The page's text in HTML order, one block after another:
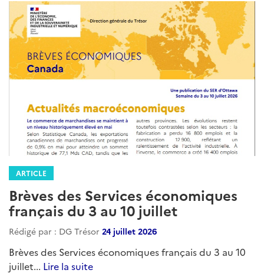
ARTICLE
Brèves des Services économiques
français du 3 au 10 juillet
Rédigé par : DG Trésor 24 juillet 2026
Brèves des Services économiques français du 3 au 10
juillet... Lire la suite